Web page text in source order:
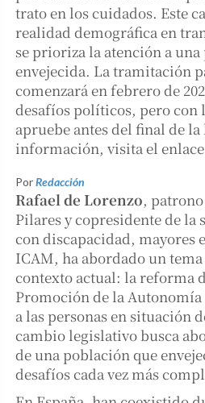
trato en los cuidados. Este
realidad demográfica en
se prioriza la atención a
envejecida. La tramitación
comenzará en febrero de
desafíos políticos, pero con
apruebe antes del final de
información, visita el
PorRedacción
Rafael de Lorenzo,
Pilares y copresidente de la
con discapacidad, mayores
ICAM, ha abordado un
contexto actual: la reforma
Promoción de la
a las personas en situación
cambio legislativo busca
de una población que
desafíos cada vez más